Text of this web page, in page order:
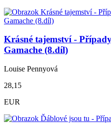
Krásné tajemství -
Gamache (8.díl)
Louise Pennyová
28,15
EUR